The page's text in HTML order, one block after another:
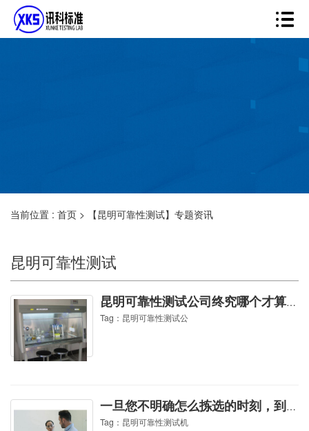
当前位置 : 首页 > 【昆明可靠性测试】专题资讯
昆明可靠性测试
昆明可靠性测试公司终究哪个才算是真实可靠？
Tag：昆明可靠性测试公
一旦您不明确怎么拣选的时刻，到这来熟悉一会:昆明可靠性测试机构
Tag：昆明可靠性测试机